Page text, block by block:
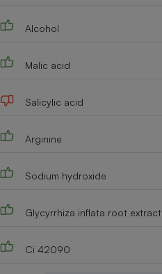
Alcohol
Malic acid
Salicylic acid
Arginine
Sodium hydroxide
Glycyrrhiza inflata root extract
Ci 42090